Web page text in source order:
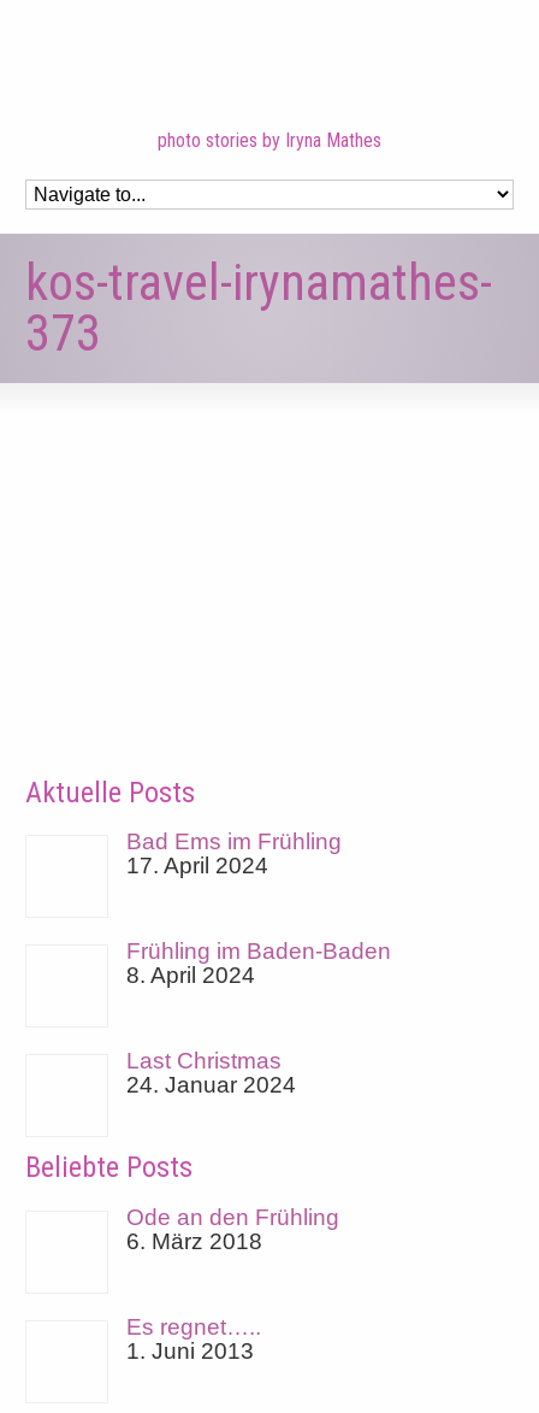
photo stories by Iryna Mathes
kos-travel-irynamathes-
373
Aktuelle Posts
Bad Ems im Frühling
17. April 2024
Frühling im Baden-Baden
8. April 2024
Last Christmas
24. Januar 2024
Beliebte Posts
Ode an den Frühling
6. März 2018
Es regnet…..
1. Juni 2013